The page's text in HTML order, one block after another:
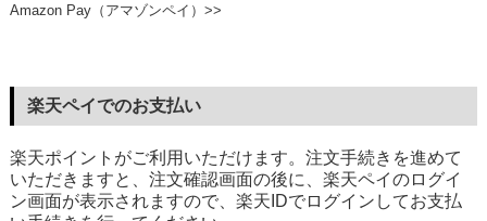
Amazon Pay（アマゾンペイ）>>
楽天ペイでのお支払い
楽天ポイントがご利用いただけます。注文手続きを進めて
いただきますと、注文確認画面の後に、楽天ペイのログイ
ン画面が表示されますので、楽天IDでログインしてお支払